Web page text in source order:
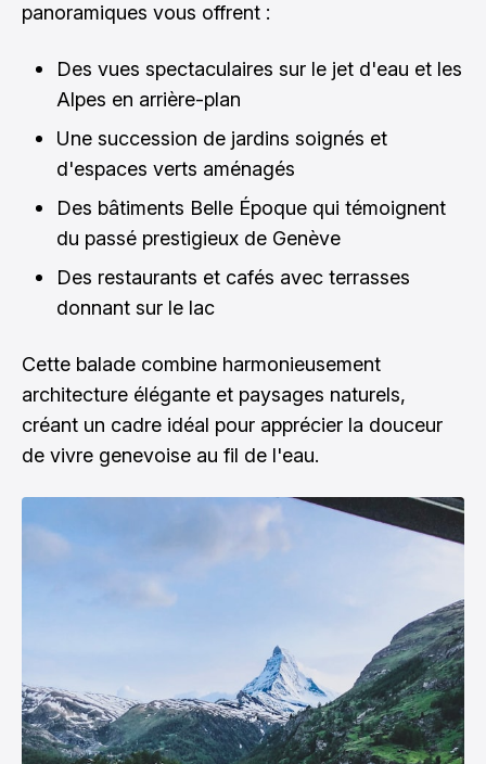
panoramiques vous offrent :
Des vues spectaculaires sur le jet d'eau et les
Alpes en arrière-plan
Une succession de jardins soignés et
d'espaces verts aménagés
Des bâtiments Belle Époque qui témoignent
du passé prestigieux de Genève
Des restaurants et cafés avec terrasses
donnant sur le lac
Cette balade combine harmonieusement
architecture élégante et paysages naturels,
créant un cadre idéal pour apprécier la douceur
de vivre genevoise au fil de l'eau.